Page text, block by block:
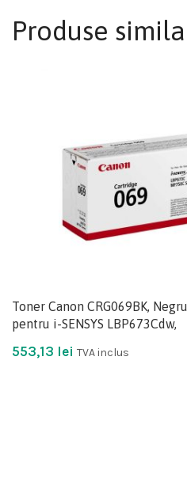
Produse
Toner Canon CRG069BK,
pentru i-SENSYS LBP673Cdw,
553,13 lei TVA inclus